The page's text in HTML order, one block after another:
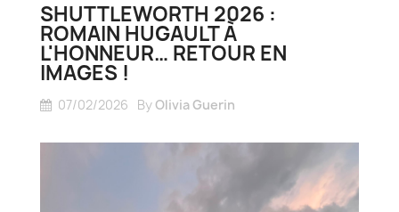
SHUTTLEWORTH 2026 :
ROMAIN HUGAULT À
L'HONNEUR… RETOUR EN
IMAGES !
07/02/2026 ByOlivia Guerin